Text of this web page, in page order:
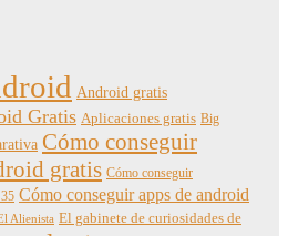
Android gratis
Gratis Aplicaciones gratis Big
Cómo conseguir
gratis Cómo conseguir
Cómo conseguir apps de android
Alienista El gabinete de curiosidades de